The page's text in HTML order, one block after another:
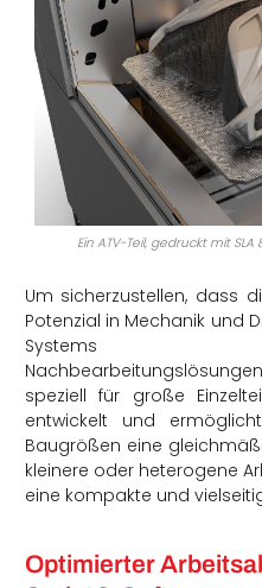
Ein ATV-Teil, gedruckt mit
Um sicherzustellen, dass
Potenzial in Mechanik und
Systems
speziell für große
entwickelt und
Baugrößen eine
kleinere oder heterogene
eine kompakte und
Optimierter